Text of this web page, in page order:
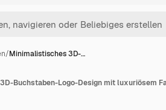
/Minimalistisches 3D-…
Buchstaben-Logo-Design mit luxuriösem